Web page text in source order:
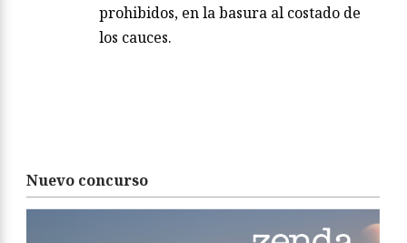
prohibidos, en la basura al costado de
los cauces.
Nuevo concurso